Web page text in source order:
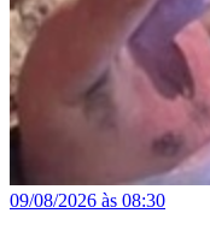
09/08/2026 às 08:30